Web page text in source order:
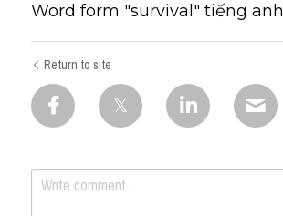
Word form "survival" tiếng anh
Return to site